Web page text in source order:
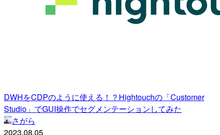
DWHをCDPのように使える！？Hightouchの「Customer
Studio」でGUI操作でセグメンテーションしてみた
さがら
2023.08.05